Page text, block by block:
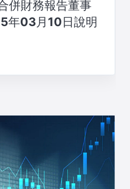
併財務報告董事
年03月10日說明